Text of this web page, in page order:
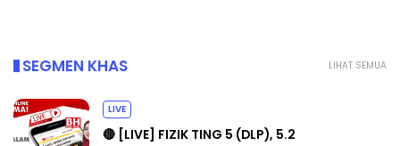
LIHAT SEMUA
SEGMEN KHAS
LIVE
🔴 [LIVE] FIZIK TING 5 (DLP), 5.2